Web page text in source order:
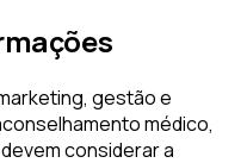
gestão e
médico,
considerar a